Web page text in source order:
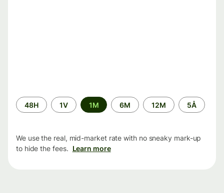
Time
period
48H 1V 1M 6M 12M 5Å
We use the real, mid-market rate with no sneaky mark-up
to hide the fees. Learn more